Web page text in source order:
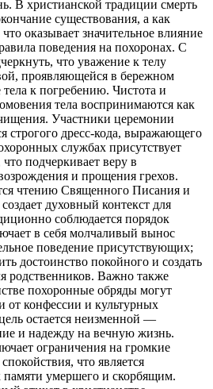
В христианской традиции смерть
существования, а как
оказывает значительное влияние
поведения на похоронах. С
что уважение к телу
проявляющейся в бережном
к погребению. Чистота и
тела воспринимаются как
Участники церемонии
строгого дресс-кода, выражающего
службах присутствует
подчеркивает веру в
и прощения грехов.
чтению Священного Писания и
духовный контекст для
соблюдается порядок
в себя молчаливый вынос
поведение присутствующих;
достоинство покойного и создать
родственников. Важно также
похоронные обряды могут
от конфессии и культурных
остается неизменной —
и надежду на вечную жизнь.
ограничения на громкие
что является
умершего и скорбящим.